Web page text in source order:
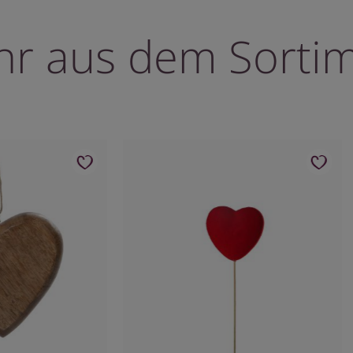
aus dem